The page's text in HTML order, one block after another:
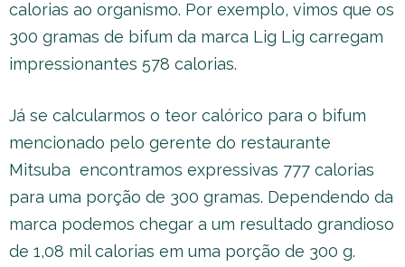
calorias ao organismo. Por exemplo, vimos que os
300 gramas de bifum da marca Lig Lig carregam
impressionantes 578 calorias.
Já se calcularmos o teor calórico para o bifum
mencionado pelo gerente do restaurante
Mitsuba encontramos expressivas 777 calorias
para uma porção de 300 gramas. Dependendo da
marca podemos chegar a um resultado grandioso
de 1,08 mil calorias em uma porção de 300 g.